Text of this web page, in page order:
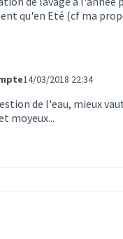
qu'en Eté (cf ma
233)
14/03/2018 22:34
de l'eau, mieux
moyeux...